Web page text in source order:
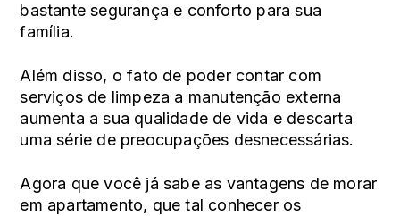
bastante segurança e conforto para sua
família.
Além disso, o fato de poder contar com
serviços de limpeza a manutenção externa
aumenta a sua qualidade de vida e descarta
uma série de preocupações desnecessárias.
Agora que você já sabe as vantagens de morar
em apartamento, que tal conhecer os